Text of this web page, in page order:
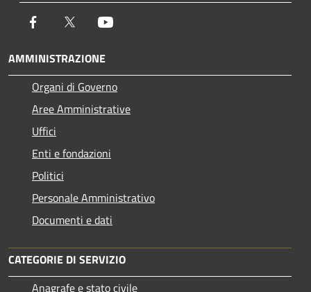
Facebook Twitter
AMMINISTRAZIONE
Organi di Governo
Aree Amministrative
Uffici
Enti e fondazioni
Politici
Personale Amministrativo
Documenti e dati
CATEGORIE DI SERVIZIO
Anagrafe e stato civile